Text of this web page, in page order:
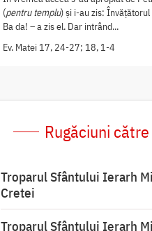
(pentru templu) și i-au zis:
Ba da! – a zis el. Dar intrând...
Ev. Matei 17, 24-27; 18, 1-4
Rugăciuni
Troparul Sfântului Ierarh
Cretei
Troparul Sfântului Ierarh